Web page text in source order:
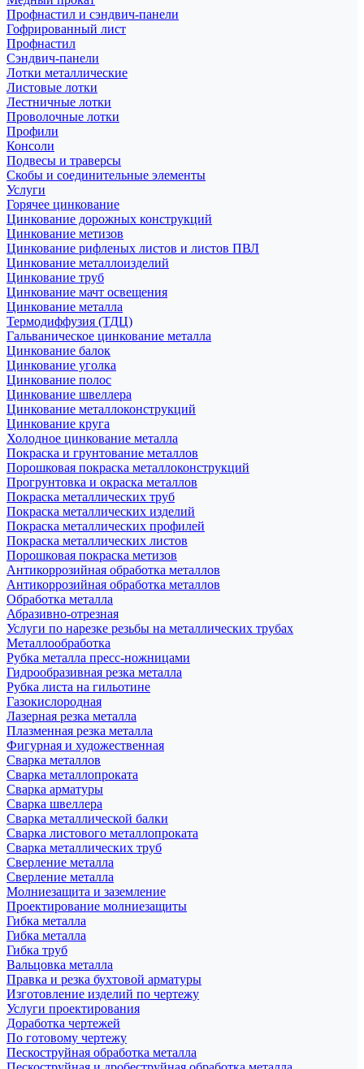
Профнастил и сэндвич-панели
Гофрированный лист
Профнастил
Сэндвич-панели
Лотки металлические
Листовые лотки
Лестничные лотки
Проволочные лотки
Профили
Консоли
Подвесы и траверсы
Скобы и соединительные элементы
Услуги
Горячее цинкование
Цинкование дорожных конструкций
Цинкование метизов
Цинкование рифленых листов и листов ПВЛ
Цинкование металлоизделий
Цинкование труб
Цинкование мачт освещения
Цинкование металла
Термодиффузия (ТДЦ)
Гальваническое цинкование металла
Цинкование балок
Цинкование уголка
Цинкование полос
Цинкование швеллера
Цинкование металлоконструкций
Цинкование круга
Холодное цинкование металла
Покраска и грунтование металлов
Порошковая покраска металлоконструкций
Прогрунтовка и окраска металлов
Покраска металлических труб
Покраска металлических изделий
Покраска металлических профилей
Покраска металлических листов
Порошковая покраска метизов
Антикоррозийная обработка металлов
Антикоррозийная обработка металлов
Обработка металла
Абразивно-отрезная
Услуги по нарезке резьбы на металлических трубах
Металлообработка
Рубка металла пресс-ножницами
Гидрообразивная резка металла
Рубка листа на гильотине
Газокислородная
Лазерная резка металла
Плазменная резка металла
Фигурная и художественная
Сварка металлов
Сварка металлопроката
Сварка арматуры
Сварка швеллера
Сварка металлической балки
Сварка листового металлопроката
Сварка металлических труб
Сверление металла
Сверление металла
Молниезащита и заземление
Проектирование молниезащиты
Гибка металла
Гибка металла
Гибка труб
Вальцовка металла
Правка и резка бухтовой арматуры
Изготовление изделий по чертежу
Услуги проектирования
Доработка чертежей
По готовому чертежу
Пескоструйная обработка металла